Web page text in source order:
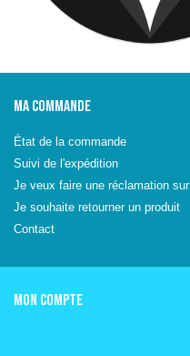
MA COMMANDE
État de la commande
Suivi de l'expédition
Je veux faire une réclamation
Je souhaite retourner un produit
Contact
MON COMPTE